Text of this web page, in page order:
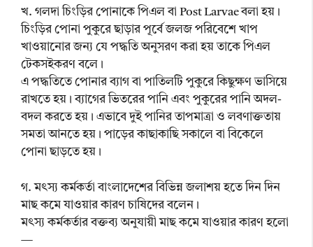
খ. গলদা চিংড়ির পোনাকে পিএল বা Post Larvae বলা হয়।
চিংড়ির পোনা পুকুরে ছাড়ার পূর্বে জলজ পরিবেশে খাপ
খাওয়ানোর জন্য যে পদ্ধতি অনুসরণ করা হয় তাকে পিএল
টেকসইকরণ বলে।
এ পদ্ধতিতে পোনার ব্যাগ বা পাতিলটি পুকুরে কিছুক্ষণ ভাসিয়ে
রাখতে হয়। ব্যাগের ভিতরের পানি এবং পুকুরের পানি অদল-
বদল করতে হয়। এভাবে দুই পানির তাপমাত্রা ও লবণাক্ততায়
সমতা আনতে হয়। পাড়ের কাছাকাছি সকালে বা বিকেলে
পোনা ছাড়তে হয়।
গ. মৎস্য কর্মকর্তা বাংলাদেশের বিভিন্ন জলাশয় হতে দিন দিন
মাছ কমে যাওয়ার কারণ চাষিদের বলেন।
মৎস্য কর্মকর্তার বক্তব্য অনুযায়ী মাছ কমে যাওয়ার কারণ হলো
—